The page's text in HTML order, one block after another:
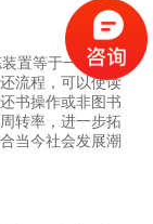
置等于一体的智
流程，可以使读
书操作或非图书
转率，进一步拓
当今社会发展潮